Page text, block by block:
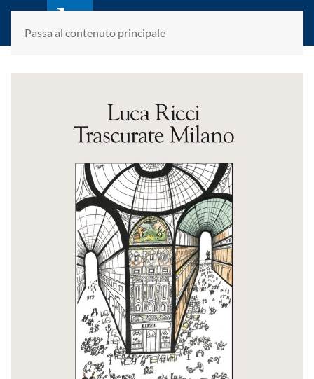
Passa al contenuto principale
laletteraturaenoi.it
fondato da Romano Luperini